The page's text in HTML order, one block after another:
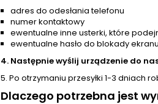
adres do odesłania telefonu
numer kontaktowy
ewentualne inne usterki, które
ewentualne hasło do blokady ekranu
4. Następnie wyślij urządzenie do
5. Po otrzymaniu przesyłki 1-3 dniach
Dlaczego potrzebna jest